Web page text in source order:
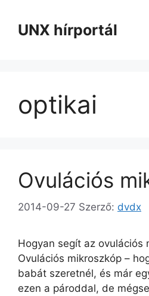
tartalomba
UNX hírportál
optikai
Ovulációs
2014-09-27 Szerző: dvdx
Hogyan segít az ovulációs
Ovulációs mikroszkóp –
babát szeretnél, és már
ezen a pároddal, de